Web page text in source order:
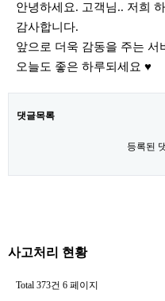
안녕하세요. 고객님.. 저희
감사합니다.
앞으로 더욱 감동을 주는 서
오늘도 좋은 하루되세요 ♥
댓글목록
등록된
사고처리 현황
Total 373건 6 페이지